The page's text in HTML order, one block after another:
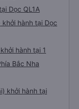
Dọc QL1A
hành tại Dọc
hành tại 1
Bắc Nha
khởi hành tại